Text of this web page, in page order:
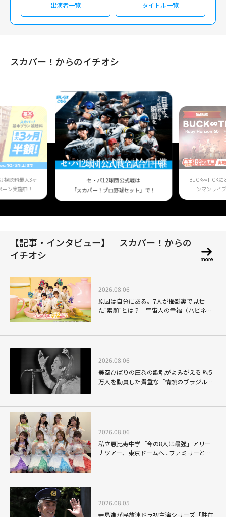
出演者一覧 タイトル一覧
スカパー！からのイチオシ
視聴料最大3ヶ
ン実施中！
セ・パ12球団公式戦は
「スカパー！プロ野球セット」で！
BUCK∞TICKに
ンマンライ
【記事・インタビュー】 スカパー！からの
イチオシ
2026.08.06
原因は自分にある。7人が撮影裏で見せ
た"素顔"とは？「宇宙人の幸福（ハピネ
2026.08.06
美空ひばりの圧巻の歌唱がよみがえる 約5
万人を動員した貴重な「情熱のブラジル公
2026.08.06
私立恵比寿中学「今の8人は最強」アリー
ナツアー、東京ドームへ...ファミリーと目
2026.08.05
寺島進が民放連ドラ初主演シリーズ「駐在